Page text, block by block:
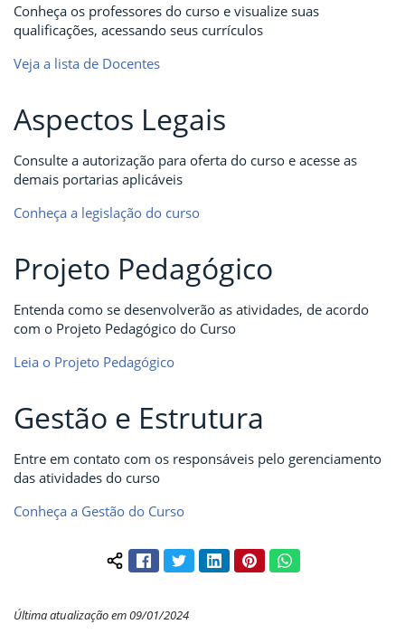
Conheça os professores do curso e visualize suas
qualificações, acessando seus currículos
Veja a lista de Docentes
Aspectos Legais
Consulte a autorização para oferta do curso e acesse as
demais portarias aplicáveis
Conheça a legislação do curso
Projeto Pedagógico
Entenda como se desenvolverão as atividades, de acordo
com o Projeto Pedagógico do Curso
Leia o Projeto Pedagógico
Gestão e Estrutura
Entre em contato com os responsáveis pelo gerenciamento
das atividades do curso
Conheça a Gestão do Curso
Compartilhar conteúdo:
FacebookTwitterLinkedInPinterestWhatsApp
Última atualização em 09/01/2024